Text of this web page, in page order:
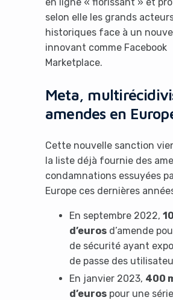
selon elle les grands
historiques face à un
innovant comme Facebook
Marketplace.
Meta,
amendes en
Cette nouvelle sanction
la liste déjà fournie des
condamnations essuyées
Europe ces dernières
En septembre 2022,
d’eurosd’amende
de sécurité ayant
de passe des
En janvier 2023, 400
d’eurospour une